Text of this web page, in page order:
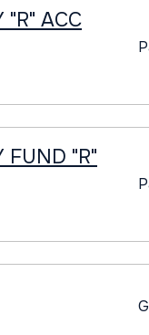
"R" ACC
FUND "R"